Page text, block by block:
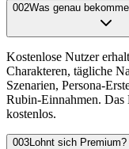
002Was genau
Kostenlose Nutzer
Charakteren, tägliche
Szenarien, Persona-
Rubin-Einnahmen.
kostenlos.
003Lohnt sich Premium?